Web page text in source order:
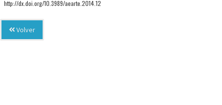
http://dx.doi.org/10.3989/aearte.2014.12
Volver